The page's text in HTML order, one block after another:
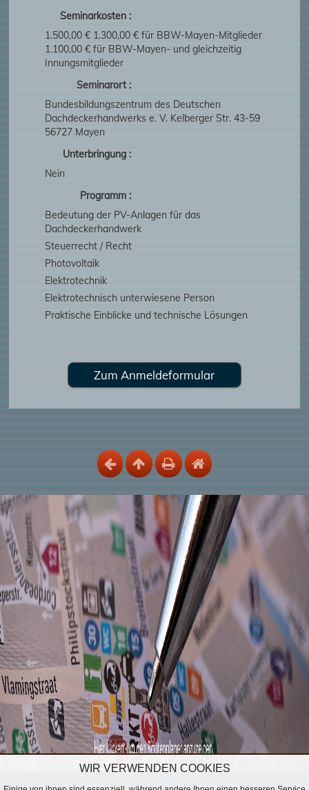
Seminarkosten :
1.500,00 € 1.300,00 € für BBW-Mayen-Mitglieder
1.100,00 € für BBW-Mayen- und gleichzeitig
Innungsmitglieder
Seminarort :
Bundesbildungszentrum des Deutschen
Dachdeckerhandwerks e. V. Kelberger Str. 43-59
56727 Mayen
Unterbringung :
Nein
Programm :
Bedeutung der PV-Anlagen für das
Dachdeckerhandwerk
Steuerrecht / Recht
Photovoltaik
Elektrotechnik
Elektrotechnisch unterwiesene Person
Praktische Einblicke und technische Lösungen
WIR VERWENDEN COOKIES